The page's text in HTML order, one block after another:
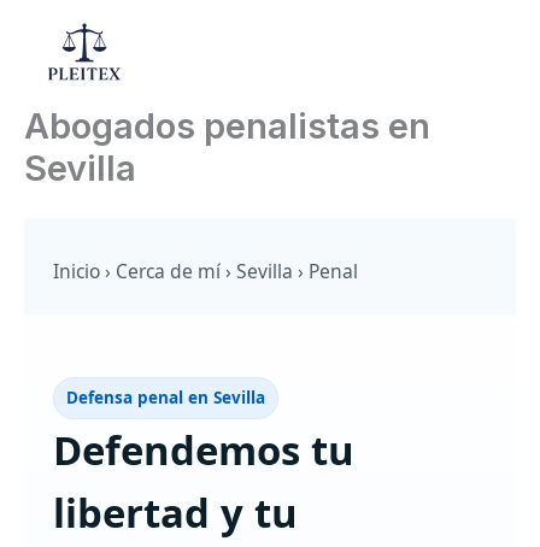
contenido
Abogados penalistas en
Sevilla
Inicio› Cerca de mí› Sevilla › Penal
Defensa penal en Sevilla
Defendemos tu
libertad y tu